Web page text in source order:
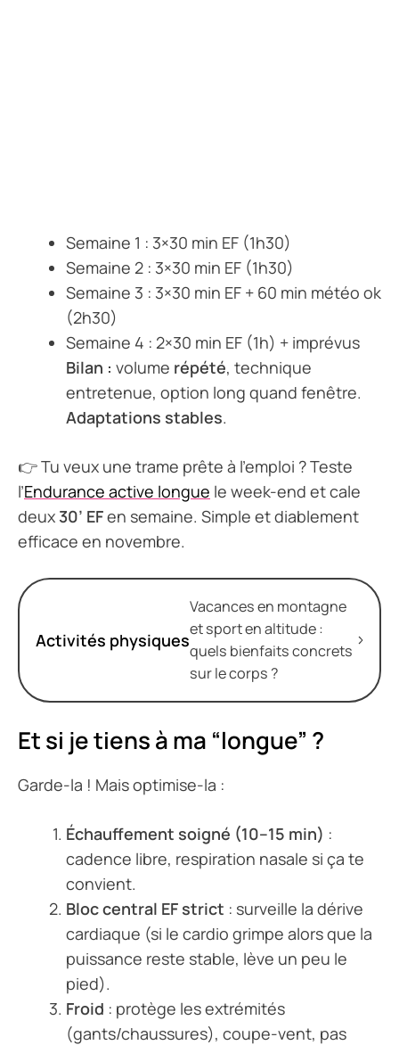
Semaine 1 : 3×30 min EF (1h30)
Semaine 2 : 3×30 min EF (1h30)
Semaine 3 : 3×30 min EF + 60 min météo ok
(2h30)
Semaine 4 : 2×30 min EF (1h) + imprévus
Bilan : volume répété, technique
entretenue, option long quand fenêtre.
Adaptations stables.
👉 Tu veux une trame prête à l’emploi ? Teste
l’Endurance active longue le week-end et cale
deux 30’ EFen semaine. Simple et diablement
efficace en novembre.
Activités physiques
Vacances en montagne
et sport en altitude :
quels bienfaits concrets
sur le corps ?
Et si je tiens à ma “longue” ?
Garde-la ! Mais optimise-la :
Échauffement soigné (10–15 min) :
cadence libre, respiration nasale si ça te
convient.
Bloc central EF strict : surveille la dérive
cardiaque (si le cardio grimpe alors que la
puissance reste stable, lève un peu le
pied).
Froid : protège les extrémités
(gants/chaussures), coupe-vent, pas